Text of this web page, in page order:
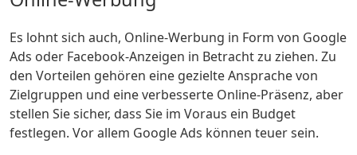
Es lohnt sich auch, Online-Werbung in Form von Google
Ads oder Facebook-Anzeigen in Betracht zu ziehen. Zu
den Vorteilen gehören eine gezielte Ansprache von
Zielgruppen und eine verbesserte Online-Präsenz, aber
stellen Sie sicher, dass Sie im Voraus ein Budget
festlegen. Vor allem Google Ads können teuer sein.